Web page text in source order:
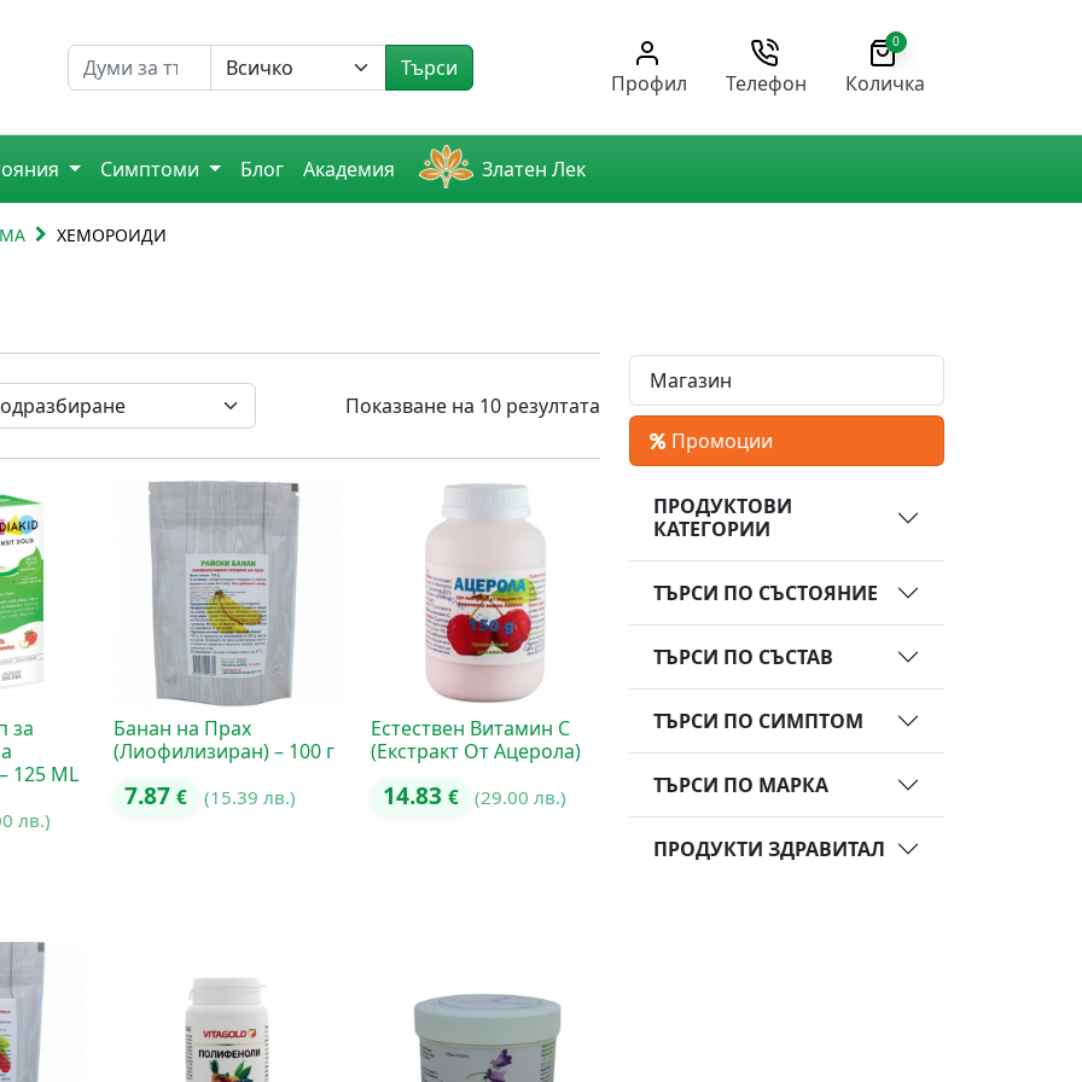
Търсене на Търси
Профил Телефон
0
Количка
Симптоми Блог Академия Златен Лек
ХЕМОРОИДИ
Показване на 10 резултата
за
125 ML
лв.)
Банан на Прах
(Лиофилизиран) – 100 г
7.87€ (15.39 лв.)
Естествен Витамин С
(Екстракт От Ацерола)
14.83 € (29.00 лв.)
Магазин
Промоции
ПРОДУКТОВИ
КАТЕГОРИИ
ТЪРСИ ПО СЪСТОЯНИЕ
ТЪРСИ ПО СЪСТАВ
ТЪРСИ ПО СИМПТОМ
ТЪРСИ ПО МАРКА
ПРОДУКТИ ЗДРАВИТАЛ